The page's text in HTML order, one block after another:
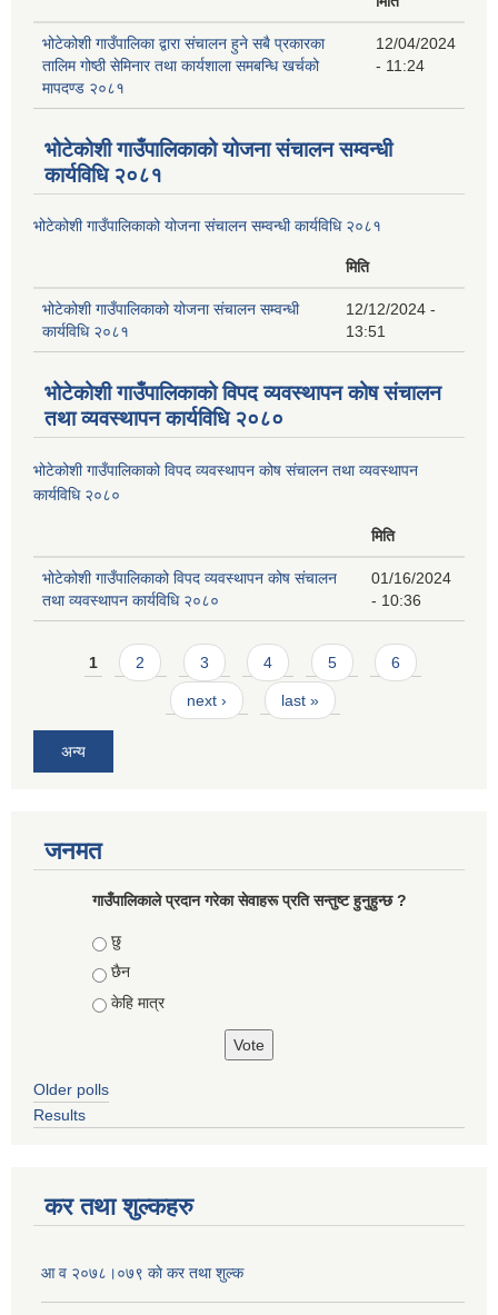
भोटेकोशी गाउँपालिका द्वारा संचालन हुने सबै प्रकारका
तालिम गोष्ठी सेमिनार तथा कार्यशाला समबन्धि खर्चको
मापदण्ड २०८१
12/04/2024
- 11:24
भोटेकोशी गाउँपालिकाको योजना संचालन सम्वन्धी
कार्यविधि २०८१
भोटेकोशी गाउँपालिकाको योजना संचालन सम्वन्धी कार्यविधि २०८१
मिति
भोटेकोशी गाउँपालिकाको योजना संचालन सम्वन्धी
कार्यविधि २०८१
12/12/2024 -
13:51
भोटेकोशी गाउँपालिकाको विपद व्यवस्थापन कोष संचालन
तथा व्यवस्थापन कार्यविधि २०८०
भोटेकोशी गाउँपालिकाको विपद व्यवस्थापन कोष संचालन तथा व्यवस्थापन
कार्यविधि २०८०
मिति
भोटेकोशी गाउँपालिकाको विपद व्यवस्थापन कोष संचालन
तथा व्यवस्थापन कार्यविधि २०८०
01/16/2024
- 10:36
Pages
1 2 3 4 5 6
next › last »
अन्य
जनमत
गाउँपालिकाले प्रदान गरेका सेवाहरू प्रति सन्तुष्ट हुनुहुन्छ ?
Choices
छु
छैन
केहि मात्र
Older polls
Results
कर तथा शुल्कहरु
आ व २०७८।०७९ काे कर तथा शुल्क